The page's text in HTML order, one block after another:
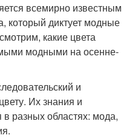
всемирно известным
который диктует модные
какие цвета
модными на осенне-
и
Их знания и
разных областях: мода,